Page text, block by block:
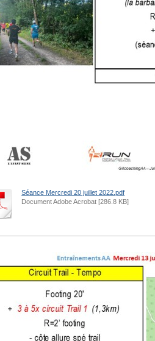
Séance Mercredi 20 juillet 2022.pdf
Document Adobe Acrobat [286.8 KB]